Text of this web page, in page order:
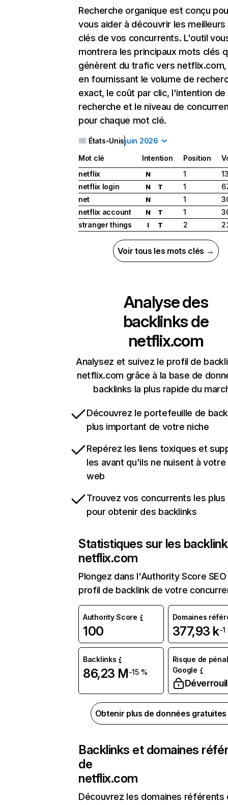
Recherche organique est conçu
vous aider à découvrir les
clés de vos concurrents. L'outil
montrera les principaux mots clés
génèrent du trafic vers
en fournissant le volume de
exact, le coût par clic, l'intention de
recherche et le niveau de
pour chaque mot clé.
États-Unisjuin 2026
Mot clé Intention Position
netflix
N 1
netflix login
N T 1
net
N 1
netflix account
N T 1
stranger things
I T 2 2
Voir tous les mots clés →
Analyse des
backlinks de
netflix.com
Analysez et suivez le profil de
netflix.com grâce à la base de
backlinks la plus rapide du
Découvrez le portefeuille de
plus important de votre niche
Repérez les liens toxiques et
les avant qu'ils ne nuisent à
web
Trouvez vos concurrents les
pour obtenir des backlinks
Statistiques sur les
netflix.com
Plongez dans l'Authority Score
profil de backlink de votre
Authority Score
100
Domaines
377,93 k-1
Backlinks
86,23 M-15 %
Risque de
Google
Obtenir plus de données
Backlinks et domaines
de
netflix.com
Découvrez les domaines référents